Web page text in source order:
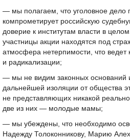
— мы полагаем, что уголовное дело
компрометирует российскую
доверие к институтам власти в
участницы акции находятся под
атмосфера нетерпимости, что ведет
и радикализации;
— мы не видим законных оснований
дальнейшей изоляции от общества
не представляющих никакой
две из них — молодые мамы;
— мы убеждены, что необходимо
Надежду Толоконникову, Марию